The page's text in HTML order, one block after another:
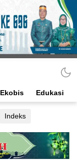
Ekobis Edukasi
Indeks